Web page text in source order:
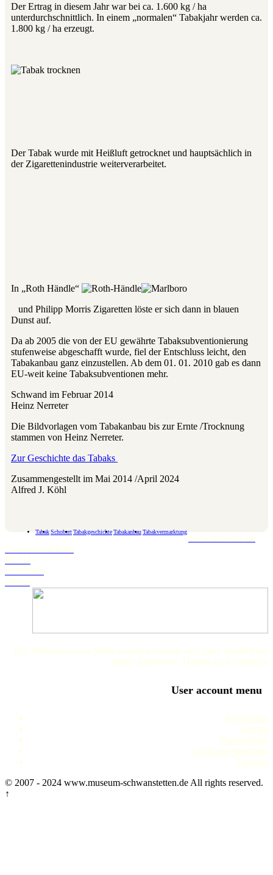
Der Ertrag in diesem Jahr war bei ca. 1.600 kg / ha
unterdurchschnittlich. In einem „normalen“ Tabakjahr werden ca.
1.800 kg / ha erzeugt.
Der Tabak wurde mit Heißluft getrocknet und hauptsächlich in
der Zigarettenindustrie weiterverarbeitet.
In „Roth Händle“
und Philipp Morris Zigaretten löste er sich dann in blauen
Dunst auf.
Da ab 2005 die von der EU gewährte Tabaksubventionierung
stufenweise abgeschafft wurde, fiel der Entschluss leicht, den
Tabakanbau ganz einzustellen. Ab dem 01. 01. 2010 gab es dann
EU-weit keine Tabaksubventionen mehr.
Schwand im Februar 2014
Heinz Nerreter
Die Bildvorlagen vom Tabakanbau bis zur Ernte /Trocknung
stammen von Heinz Nerreter.
Zur Geschichte das Tabaks
Zusammengestellt im Mai 2014 /April 2024
Alfred J. Köhl
TabakSchobertTabakgeschichteTabakanbauTabakvermarktung
Schwanstetten.de
Landratsamt Roth
BLFD
Landkarte
Wetter
Der Museumsverein Schwanstetten bedankt sich ganz herzlich bei
seinen Sponsoren, Helfern und Freunden
User account menu
Impressum
Service
Datenschutz
Literaturverzeichnis
Termine
© 2007 - 2024 www.museum-schwanstetten.de All rights reserved.
↑